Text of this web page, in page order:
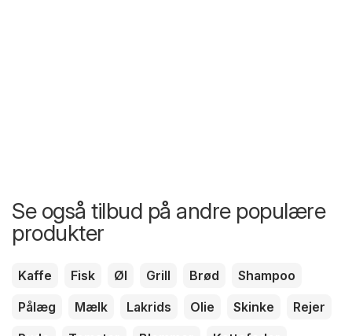
Se også tilbud på andre populære
produkter
Kaffe Fisk Øl Grill Brød
Shampoo
Pålæg
Mælk Lakrids Olie Skinke
Rejer